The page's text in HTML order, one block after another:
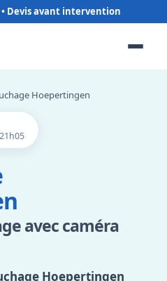
Hoepertingen
avec caméra
Hoepertingen